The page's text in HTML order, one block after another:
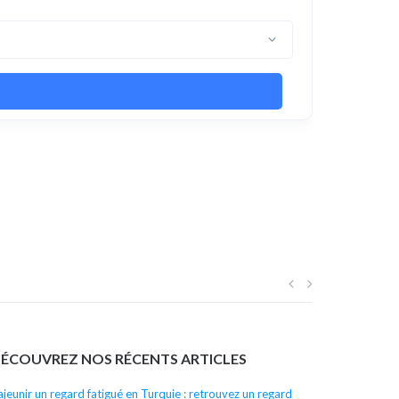
Navigation
l’article
NOS RÉCENTS ARTICLES
un regard fatigué en Turquie : retrouvez un regard